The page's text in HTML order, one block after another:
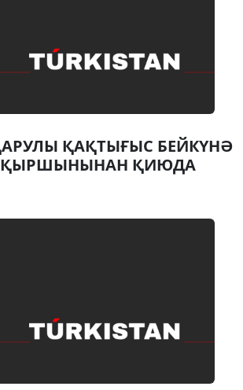
ҚАҚТЫҒЫС БЕЙКҮНӘ
ҚИЮДА